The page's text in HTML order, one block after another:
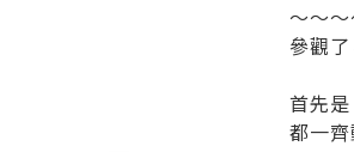
～～
參觀
首先
都一齊